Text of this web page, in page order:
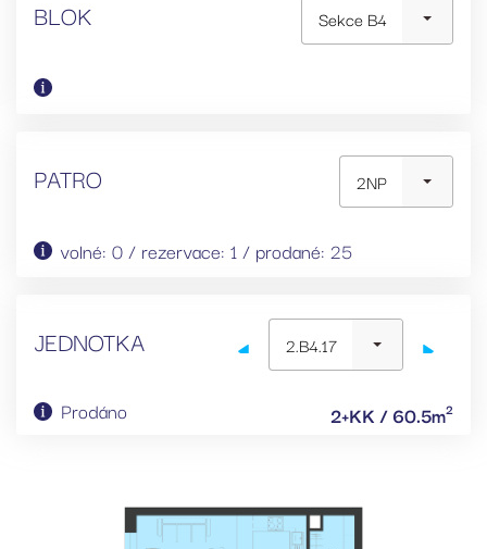
BLOK Sekce B4
PATRO 2NP
volné: 0 / rezervace: 1 / prodané: 25
JEDNOTKA 2.B4.17
Prodáno 2+KK / 60.5m2